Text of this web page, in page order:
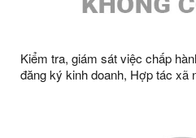
Kiểm tra, giám sát việc chấp
đăng ký kinh doanh, Hợp tác xã